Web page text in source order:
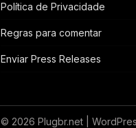
Política de Privacidade
Regras para comentar
Enviar Press Releases
© 2026 Plugbr.net |